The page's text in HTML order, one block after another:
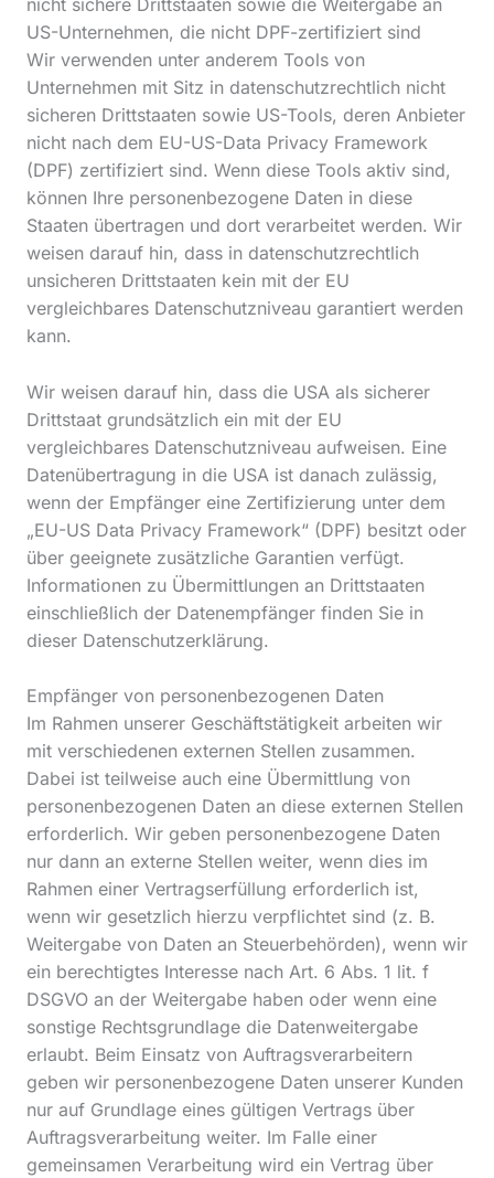
nicht sichere Drittstaaten sowie die Weitergabe an
US-Unternehmen, die nicht DPF-zertifiziert sind
Wir verwenden unter anderem Tools von
Unternehmen mit Sitz in datenschutzrechtlich nicht
sicheren Drittstaaten sowie US-Tools, deren Anbieter
nicht nach dem EU-US-Data Privacy Framework
(DPF) zertifiziert sind. Wenn diese Tools aktiv sind,
können Ihre personenbezogene Daten in diese
Staaten übertragen und dort verarbeitet werden. Wir
weisen darauf hin, dass in datenschutzrechtlich
unsicheren Drittstaaten kein mit der EU
vergleichbares Datenschutzniveau garantiert werden
kann.
Wir weisen darauf hin, dass die USA als sicherer
Drittstaat grundsätzlich ein mit der EU
vergleichbares Datenschutzniveau aufweisen. Eine
Datenübertragung in die USA ist danach zulässig,
wenn der Empfänger eine Zertifizierung unter dem
„EU-US Data Privacy Framework“ (DPF) besitzt oder
über geeignete zusätzliche Garantien verfügt.
Informationen zu Übermittlungen an Drittstaaten
einschließlich der Datenempfänger finden Sie in
dieser Datenschutzerklärung.
Empfänger von personenbezogenen Daten
Im Rahmen unserer Geschäftstätigkeit arbeiten wir
mit verschiedenen externen Stellen zusammen.
Dabei ist teilweise auch eine Übermittlung von
personenbezogenen Daten an diese externen Stellen
erforderlich. Wir geben personenbezogene Daten
nur dann an externe Stellen weiter, wenn dies im
Rahmen einer Vertragserfüllung erforderlich ist,
wenn wir gesetzlich hierzu verpflichtet sind (z. B.
Weitergabe von Daten an Steuerbehörden), wenn wir
ein berechtigtes Interesse nach Art. 6 Abs. 1 lit. f
DSGVO an der Weitergabe haben oder wenn eine
sonstige Rechtsgrundlage die Datenweitergabe
erlaubt. Beim Einsatz von Auftragsverarbeitern
geben wir personenbezogene Daten unserer Kunden
nur auf Grundlage eines gültigen Vertrags über
Auftragsverarbeitung weiter. Im Falle einer
gemeinsamen Verarbeitung wird ein Vertrag über